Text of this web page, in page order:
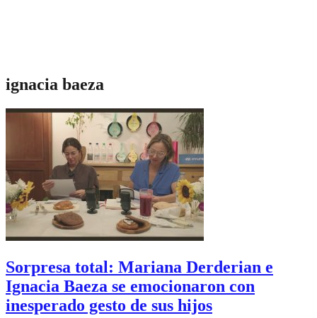
ignacia baeza
Sorpresa total: Mariana Derderian e
Ignacia Baeza se emocionaron con
inesperado gesto de sus hijos